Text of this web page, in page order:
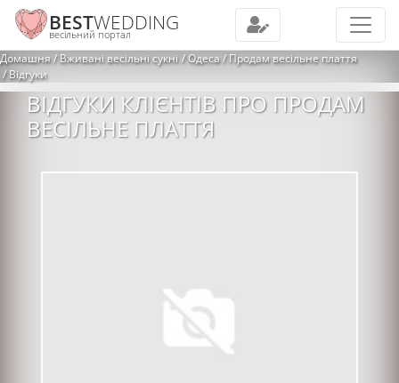
BESTWEDDING
весільний портал
Домашня Вживані весільні сукні Одеса
Продам весільне плаття
Відгуки
ВІДГУКИ КЛІЄНТІВ ПРО ПРОДАМ
ВЕСІЛЬНЕ ПЛАТТЯ